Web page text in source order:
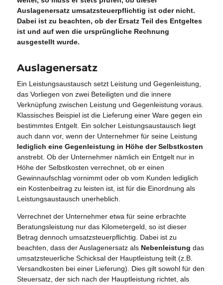
Auslagenersatz umsatzsteuerpflichtig ist oder nicht.
Dabei ist zu beachten, ob der Ersatz Teil des Entgeltes
ist und auf wen die ursprüngliche Rechnung
ausgestellt wurde.
Auslagenersatz
Ein Leistungsaustausch setzt Leistung und Gegenleistung,
das Vorliegen von zwei Beteiligten und die innere
Verknüpfung zwischen Leistung und Gegenleistung voraus.
Klassisches Beispiel ist die Lieferung einer Ware gegen ein
bestimmtes Entgelt. Ein solcher Leistungsaustausch liegt
auch dann vor, wenn der Unternehmer für seine Leistung
lediglich eine Gegenleistung in Höhe der Selbstkosten
anstrebt. Ob der Unternehmer nämlich ein Entgelt nur in
Höhe der Selbstkosten verrechnet, ob er einen
Gewinnaufschlag vornimmt oder ob vom Kunden lediglich
ein Kostenbeitrag zu leisten ist, ist für die Einordnung als
Leistungsaustausch unerheblich.
Verrechnet der Unternehmer etwa für seine erbrachte
Beratungsleistung nur das Kilometergeld, so ist dieser
Betrag dennoch umsatzsteuerpflichtig. Dabei ist zu
beachten, dass der Auslagenersatz als Nebenleistung das
umsatzsteuerliche Schicksal der Hauptleistung teilt (z.B.
Versandkosten bei einer Lieferung). Dies gilt sowohl für den
Steuersatz, der sich nach der Hauptleistung richtet, als